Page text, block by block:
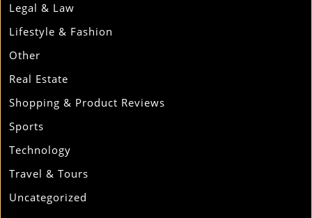
Legal & Law
Lifestyle & Fashion
Other
Real Estate
Shopping & Product Reviews
Sports
Technology
Travel & Tours
Uncategorized